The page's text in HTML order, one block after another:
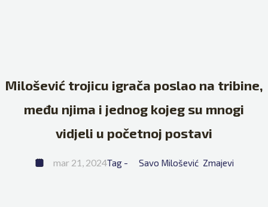
Milošević trojicu igrača poslao na tribine,
među njima i jednog kojeg su mnogi
vidjeli u početnoj postavi
mar 21, 2024Tag - Savo Milošević Zmajevi